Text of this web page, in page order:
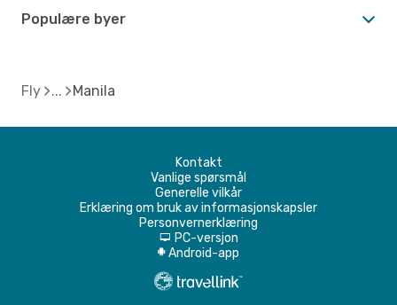
Populære byer
Fly Manila
Kontakt
Vanlige spørsmål
Generelle vilkår
Erklæring om bruk av informasjonskapsler
Personvernerklæring
d PC-versjon
A Android-app